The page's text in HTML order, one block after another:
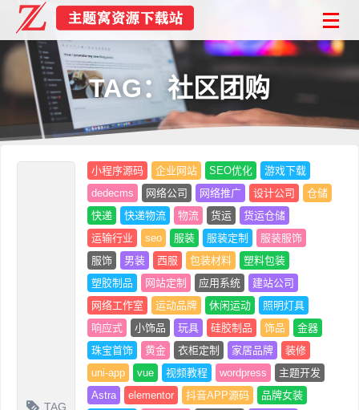
TAG：社区团购
TAG
小程序源码 企业网站 SEO优化
游戏下载
dedecms
网络公司 网络推广 设计公司
仓储
快递
快递物流 物流 货运
货运仓储
运输行业
seo 服装 服装定制
服装服饰
服饰
男装 西服 包装材料
塑料包装
塑胶制品
网站定制 应用系统
建站公司
网络工作室
运动品牌 休闲运动
照明灯具
响应式
小饰品 玩具 硅胶制品 饰品
金器
珠宝首饰
黄金 衣柜定制 家居品牌
装修
uni-app
vue 视频教程 wordpress
主题开发
Astra
elementor 抖音APP源码
品牌女装